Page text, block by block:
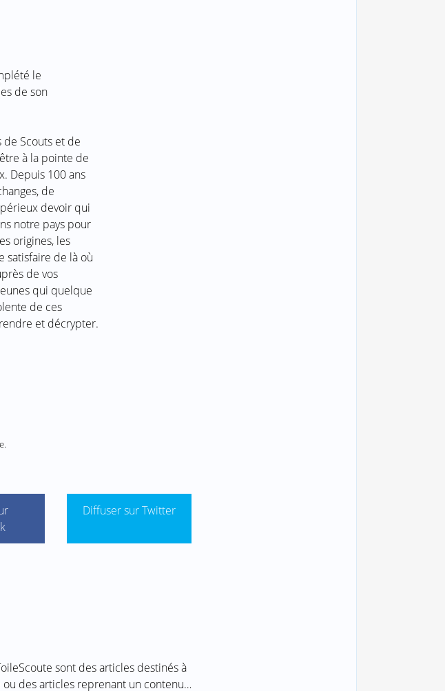
le
de son
de Scouts et de
à la pointe de
Depuis 100 ans
de
devoir qui
notre pays pour
origines, les
satisfaire de là où
de vos
qui quelque
de ces
et décrypter.
Diffuser sur Twitter
sont des articles destinés à
des articles reprenant un contenu…